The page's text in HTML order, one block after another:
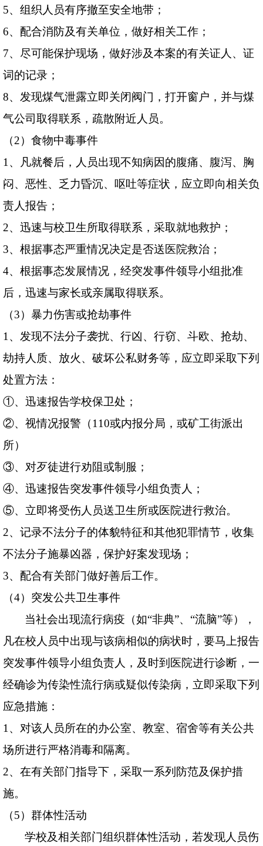
5、组织人员有序撤至安全地带；
6、配合消防及有关单位，做好相关工作；
7、尽可能保护现场，做好涉及本案的有关证人、证
词的记录；
8、发现煤气泄露立即关闭阀门，打开窗户，并与煤
气公司取得联系，疏散附近人员。
（2）食物中毒事件
1 、凡就餐后，人员出现不知病因的腹痛、腹泻、胸
闷、恶性、乏力昏沉、呕吐等症状，应立即向相关负
责人报告；
2、迅速与校卫生所取得联系，采取就地救护；
3、根据事态严重情况决定是否送医院救治；
4、根据事态发展情况，经突发事件领导小组批准
后，迅速与家长或亲属取得联系。
（3）暴力伤害或抢劫事件
1 、发现不法分子袭扰、行凶、行窃、斗欧、抢劫、
劫持人质、放火、破坏公私财务等，应立即采取下列
处置方法：
①、迅速报告学校保卫处；
②、视情况报警（110或内报分局，或矿工街派出
所）
③、对歹徒进行劝阻或制服；
④、迅速报告突发事件领导小组负责人；
⑤、立即将受伤人员送卫生所或医院进行救治。
2、记录不法分子的体貌特征和其他犯罪情节，收集
不法分子施暴凶器，保护好案发现场；
3、配合有关部门做好善后工作。
（4）突发公共卫生事件
当社会出现流行病疫（如“非典”、“流脑”等），
凡在校人员中出现与该病相似的病状时，要马上报告
突发事件领导小组负责人，及时到医院进行诊断，一
经确诊为传染性流行病或疑似传染病，立即采取下列
应急措施：
1 、对该人员所在的办公室、教室、宿舍等有关公共
场所进行严格消毒和隔离。
2、在有关部门指导下，采取一系列防范及保护措
施。
（5）群体性活动
学校及相关部门组织群体性活动，若发现人员伤